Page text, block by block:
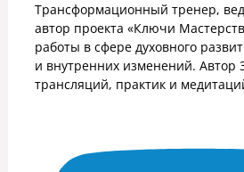
Трансформационный тренер,
автор проекта «Ключи
работы в сфере духовного
и внутренних изменений. Автор
трансляций, практик и